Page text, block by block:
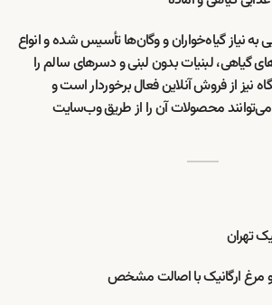
به نیاز گیاه‌خواران و وگان‌ها تأسیس شده و انواع
گیاهی، لبنیات بدون لبنی و دسرهای سالم را
نیز از فروش آنلاین فعال برخوردار است و
می‌توانند محصولات آن را از طریق وب‌سایت
ارگانیک با اصالت مشخص